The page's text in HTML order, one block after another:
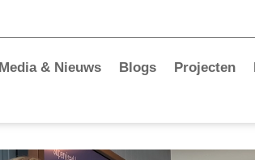
Media & Nieuws Blogs Projecten